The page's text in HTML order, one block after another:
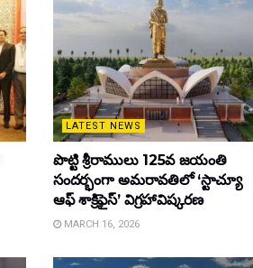
LATEST NEWS
పొట్టి శ్రీరాములు 125వ జయంతి
సందర్భంగా అమరావతిలో ‘స్టాచ్యూ
ఆఫ్ శాక్రిఫైస్’ విగ్రహావిష్కరణ
MARCH 16, 2026